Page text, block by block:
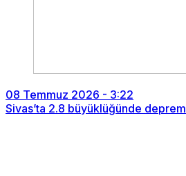
08 Temmuz 2026 - 3:22
Sivas’ta 2.8 büyüklüğünde deprem